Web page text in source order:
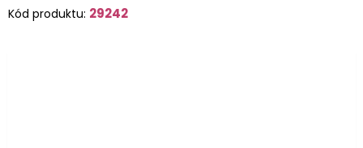
Kód produktu: 29242